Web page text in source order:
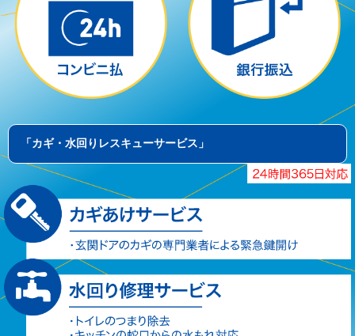
「カギ・水回りレスキューサービス」